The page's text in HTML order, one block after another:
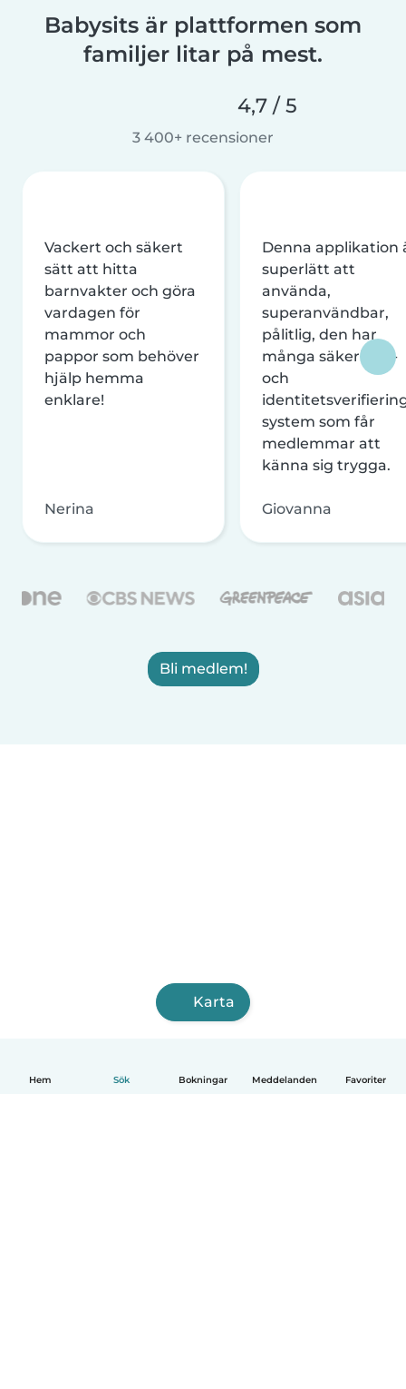
Hem Sök Bokningar Meddelanden Favoriter
Babysits är plattformen som
familjer litar på mest.
4,7 / 5
3 400+ recensioner
Vackert och säkert
sätt att hitta
barnvakter och göra
vardagen för
mammor och
pappor som behöver
hjälp hemma
enklare!
Nerina
Denna applikation
superlätt att
använda,
superanvändbar,
pålitlig, den har
många säkerhets-
och
system som får
medlemmar att
känna sig trygga.
Giovanna
Bli medlem!
Karta